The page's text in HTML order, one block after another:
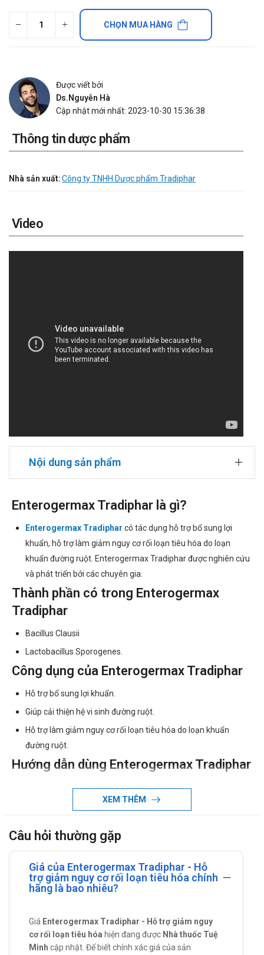
CHỌN MUA HÀNG
Được viết bởi
Ds.Nguyễn Hà
Cập nhật mới nhất: 2023-10-30 15:36:38
Thông tin dược phẩm
Nhà sản xuất:Công ty TNHH Dược phẩm Tradiphar
Video
Nội dung sản phẩm
Enterogermax Tradiphar là gì?
Enterogermax Tradiphar có tác dụng hỗ trợ bổ sung lợi
khuẩn, hỗ trợ làm giảm nguy cơ rối loạn tiêu hóa do loạn
khuẩn đường ruột. Enterogermax Tradiphar được nghiên cứu
và phát triển bởi các chuyên gia.
Thành phần có trong Enterogermax
Tradiphar
Bacillus Clausii
Lactobacillus Sporogenes.
Công dụng của Enterogermax Tradiphar
Hỗ trợ bổ sung lợi khuẩn.
Giúp cải thiện hệ vi sinh đường ruột.
Hỗ trợ làm giảm nguy cơ rối loạn tiêu hóa do loạn khuẩn
đường ruột.
Hướng dẫn dùng Enterogermax Tradiphar
Cách sử dụng:
Dùng đường uống.
Tham khảo ý kiến của bác sĩ hoặc dược sĩ.
Lưu ý khi sử dụng Enterogermax
Tradiphar
Đọc kỹ hướng dẫn khi sử dụng.
Sản phẩm này không phải là thuốc và không có tác dụng thay
XEM THÊM
Câu hỏi thường gặp
Giá của Enterogermax Tradiphar - Hỗ
trợ giảm nguy cơ rối loạn tiêu hóa chính
hãng là bao nhiêu?
Giá Enterogermax Tradiphar - Hỗ trợ giảm nguy
cơ rối loạn tiêu hóa hiện đang được Nhà thuốc Tuệ
Minh cập nhật. Để biết chính xác giá của sản